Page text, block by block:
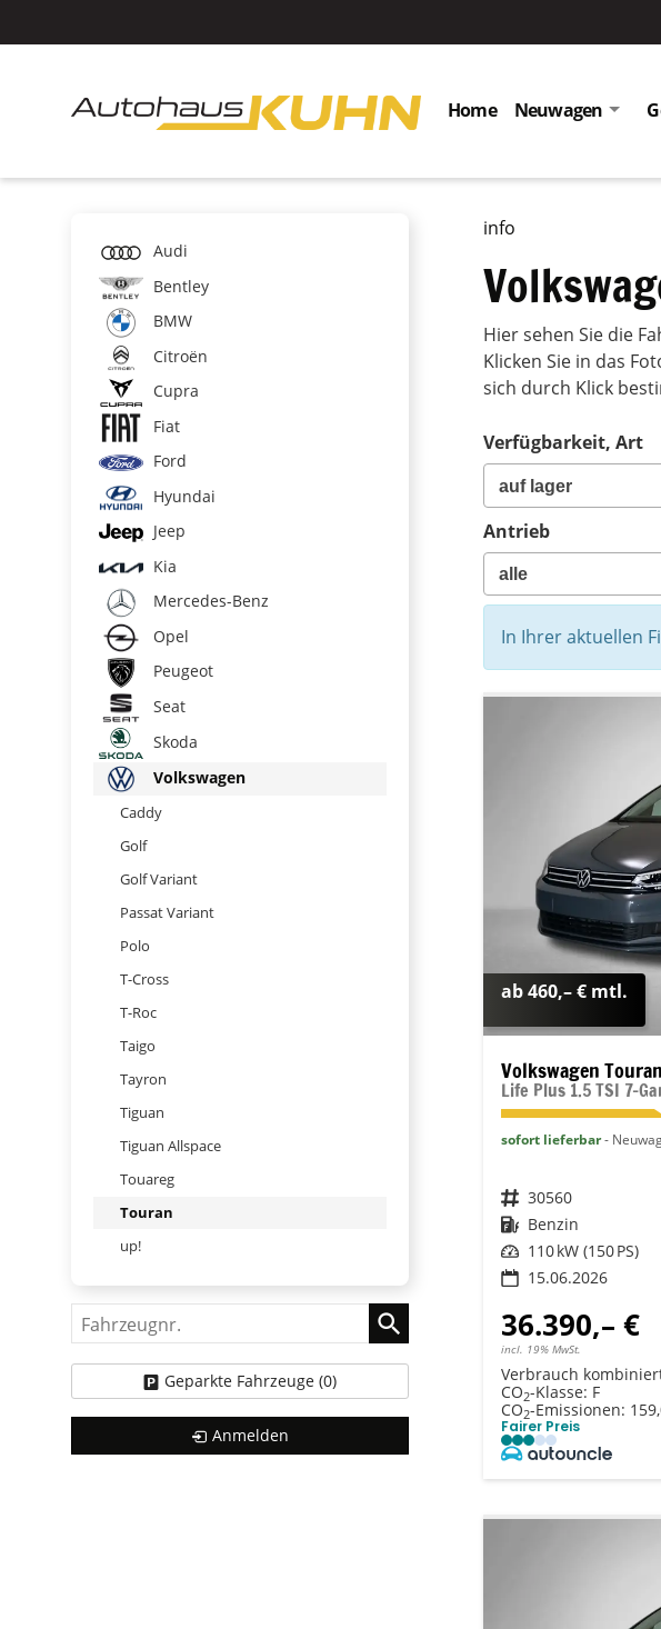
Home Neuwagen
info
Hier sehen Sie die
Klicken Sie in das
sich durch Klick
Verfügbarkeit, Art
Antrieb
In Ihrer aktuellen
ab 460,– € mtl.
Volkswagen Touran
Life Plus 1.5 TSI 7-
sofort lieferbar
Fahrzeugnr. 30560
Kraftstoff Benzin
Leistung 110 kW (150 PS)
15.06.2026
36.390,– €
incl. 19% MwSt.
Verbrauch
CO2-Klasse: F
CO2-Emissionen:
Fairer Preis
Audi
Bentley
BMW
Citroën
Cupra
Fiat
Ford
Hyundai
Jeep
Kia
Mercedes-Benz
Opel
Peugeot
Seat
Skoda
Volkswagen
Caddy
Golf
Golf Variant
Passat Variant
Polo
T-Cross
T-Roc
Taigo
Tayron
Tiguan
Tiguan Allspace
Touareg
Touran
up!
Fahrzeugnr.
Geparkte Fahrzeuge (0)
Anmelden